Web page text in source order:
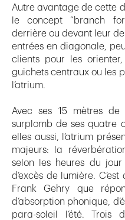
Autre avantage de cette
le concept “branch
derrière ou devant leur
entrées en diagonale,
clients pour les
guichets centraux ou les
l’atrium.
Avec ses 15 mètres
surplomb de ses quatre
elles aussi, l’atrium
majeurs: la
selon les heures du jour
d’excès de lumière.
Frank Gehry que
d’absorption phonique,
para-soleil l’été. Trois